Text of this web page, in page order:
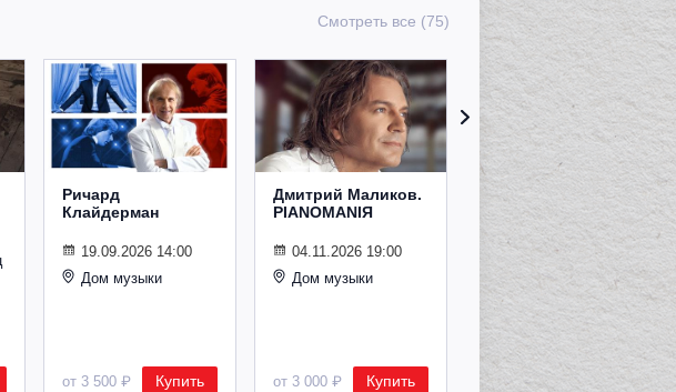
Смотреть все (75)
Ричард
Клайдерман
19.09.2026 14:00
Дом музыки
от 3 500 ₽ Купить
Дмитрий Маликов.
PIANOMANIЯ
04.11.2026 19:00
Дом музыки
от 3 000 ₽ Купить
Рождественский
концерт
Владимира
Спивакова
24.12.2026 19:00
Дом музыки
от 8 500 ₽ Купить